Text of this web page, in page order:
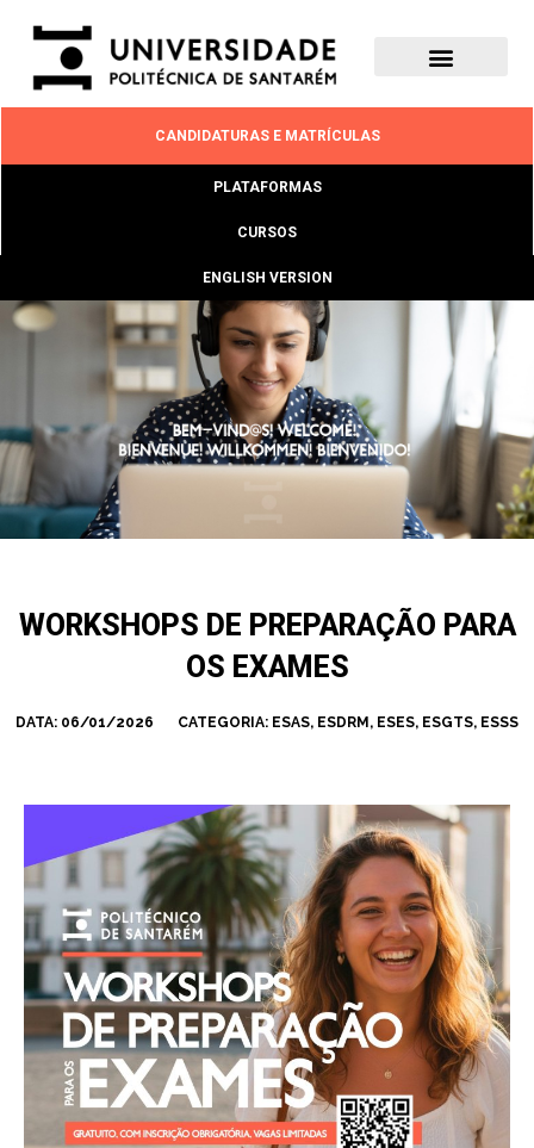
CANDIDATURAS E MATRÍCULAS
PLATAFORMAS
CURSOS
ENGLISH VERSION
WORKSHOPS DE PREPARAÇÃO PARA
OS EXAMES
DATA: 06/01/2026 CATEGORIA: ESAS, ESDRM , ESES, ESGTS, ESSS